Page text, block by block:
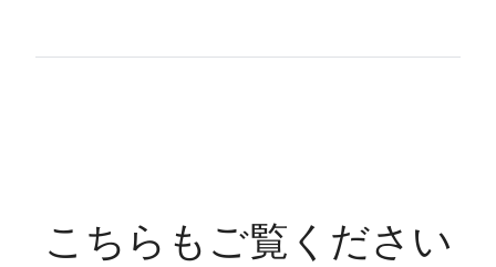
こちらもご覧ください